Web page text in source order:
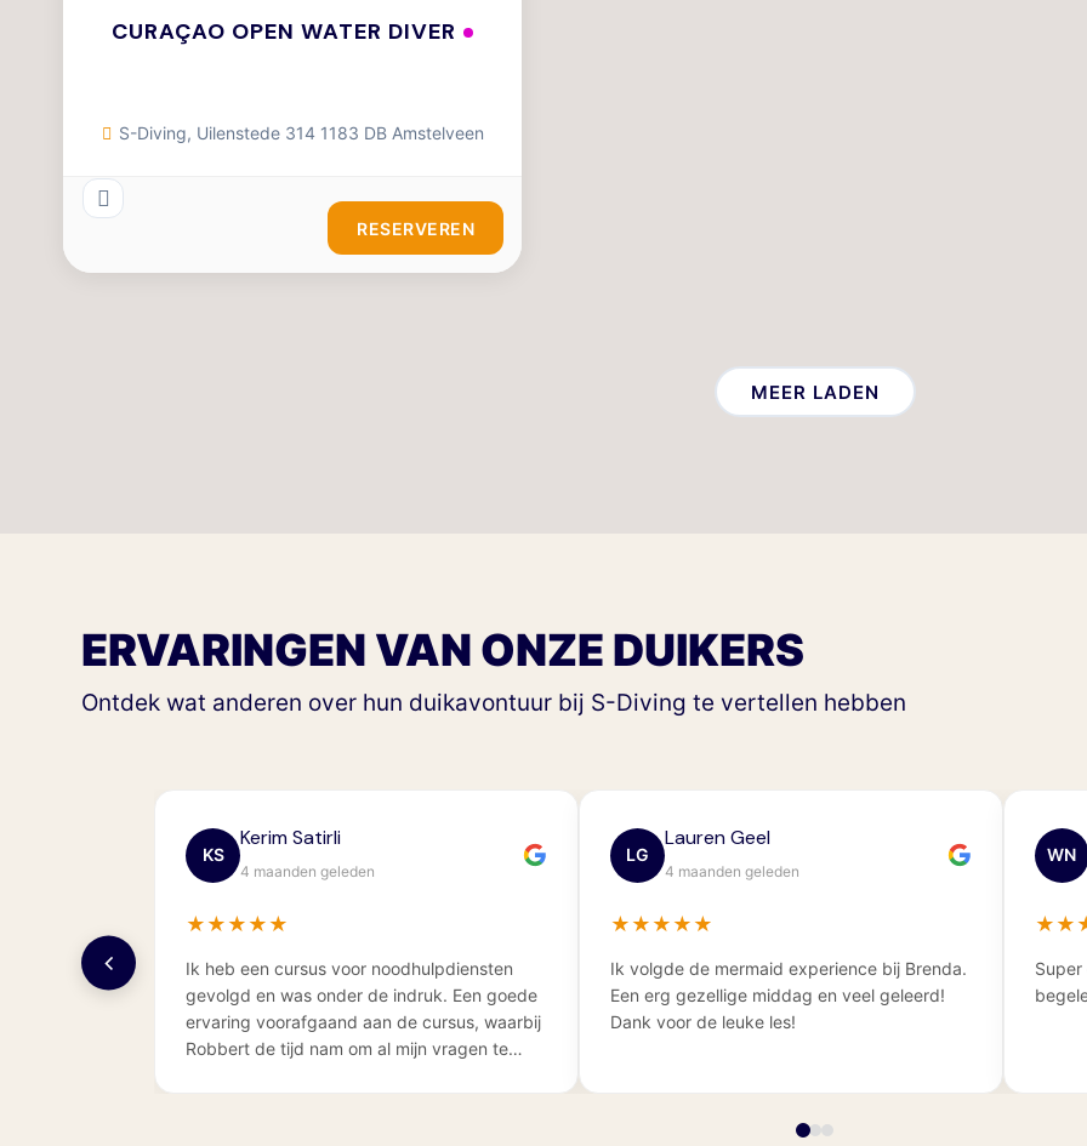
CURAÇAO OPEN WATER DIVER
S-Diving, Uilenstede 314 1183 DB Amstelveen
RESERVEREN
MEER LADEN
ERVARINGEN VAN ONZE DUIKERS
Ontdek wat anderen over hun duikavontuur bij S-Diving te vertellen hebben
LG
Lauren Geel
4 maanden geleden
★★★★
Ik volgde de mermaid experience bij Brenda.
Een erg gezellige middag en veel geleerd!
Dank voor de leuke les!
WN
Wesley Nieuwendijk
6 maanden geleden
★★★★
Super opleiding ! Veel geleerd, rustig
begeleid. In totaal super tevreden!
TV
6
★★
krijgt